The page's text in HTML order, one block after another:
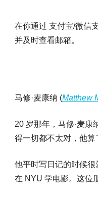
在你通过 支付宝/微信
并及时查看邮箱。
马修·麦康纳 (Matthew
20 岁那年，马修·麦
得一切都不太对，他
他平时写日记的时候
在 NYU 学电影。这位